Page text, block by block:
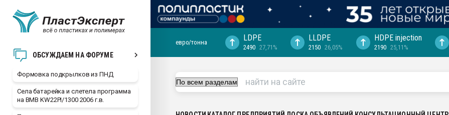
ОБСУЖДАЕМ НА ФОРУМЕ
Формовка подкрылков из ПНД
Села батарейка и слетела программа
на BMB KW22PI/1300 2006 г.в.
29.07.2026 ФРП помог "Ижевскому
евро/тонна LDPE
2490 27,71%
LLDPE
2150 26,05%
HDPE injection
2190 25,11%